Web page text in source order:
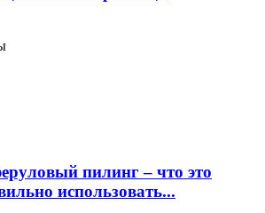
пилинг – что это
использовать...